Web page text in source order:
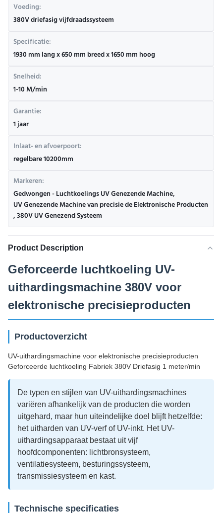
Voeding:
380V driefasig vijfdraadssysteem
Specificatie:
1930 mm lang x 650 mm breed x 1650 mm hoog
Snelheid:
1-10 M/min
Garantie:
1 jaar
Inlaat- en afvoerpoort:
regelbare 10200mm
Markeren:
Gedwongen - Luchtkoelings UV Genezende Machine,
UV Genezende Machine van precisie de Elektronische Producten
,380V UV Genezend Systeem
Product Description
Geforceerde luchtkoeling UV-
uithardingsmachine 380V voor
elektronische precisieproducten
Productoverzicht
UV-uithardingsmachine voor elektronische precisieproducten
Geforceerde luchtkoeling Fabriek 380V Driefasig 1 meter/min
De typen en stijlen van UV-uithardingsmachines
variëren afhankelijk van de producten die worden
uitgehard, maar hun uiteindelijke doel blijft hetzelfde:
het uitharden van UV-verf of UV-inkt. Het UV-
uithardingsapparaat bestaat uit vijf
hoofdcomponenten: lichtbronsysteem,
ventilatiesysteem, besturingssysteem,
transmissiesysteem en kast.
Technische specificaties